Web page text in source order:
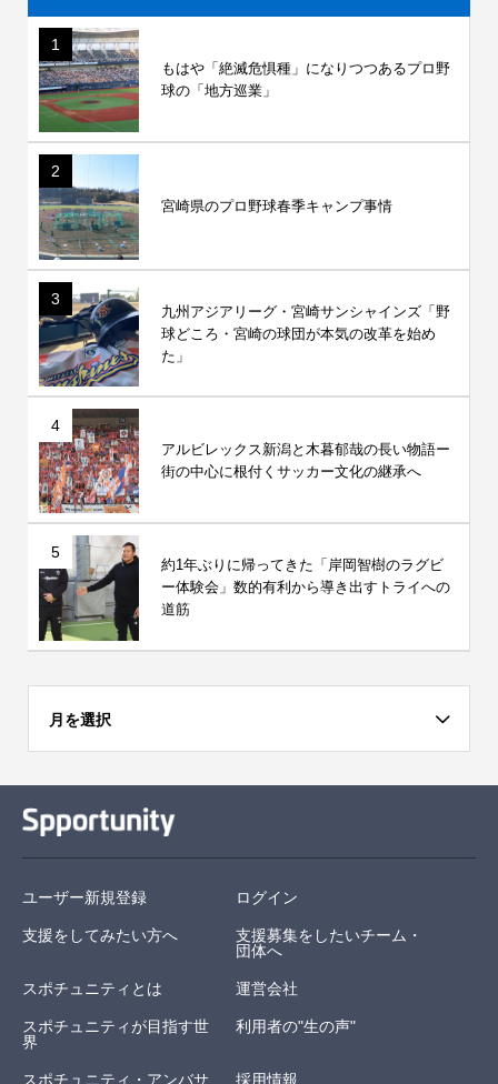
1
もはや「絶滅危惧種」になりつつあるプロ野
球の「地方巡業」
2
宮崎県のプロ野球春季キャンプ事情
3
九州アジアリーグ・宮崎サンシャインズ「野
球どころ・宮崎の球団が本気の改革を始め
た」
4
アルビレックス新潟と木暮郁哉の長い物語ー
街の中心に根付くサッカー文化の継承へ
5
約1年ぶりに帰ってきた「岸岡智樹のラグビ
ー体験会」数的有利から導き出すトライへの
道筋
月を選択
ユーザー新規登録 ログイン
支援をしてみたい方へ
支援募集をしたいチーム・
団体へ
スポチュニティとは 運営会社
スポチュニティが目指す世
界
利用者の"生の声"
スポチュニティ・アンバサ 採用情報